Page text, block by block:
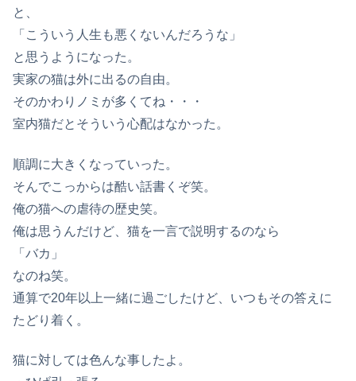
と、
「こういう人生も悪くないんだろうな」
と思うようになった。
実家の猫は外に出るの自由。
そのかわりノミが多くてね・・・
室内猫だとそういう心配はなかった。
順調に大きくなっていった。
そんでこっからは酷い話書くぞ笑。
俺の猫への虐待の歴史笑。
俺は思うんだけど、猫を一言で説明するのなら
「バカ」
なのね笑。
通算で20年以上一緒に過ごしたけど、いつもその答えに
たどり着く。
猫に対しては色んな事したよ。